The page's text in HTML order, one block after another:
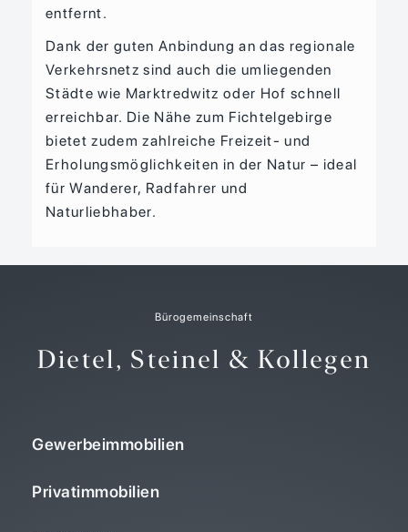
entfernt.
Dank der guten Anbindung an das regionale
Verkehrsnetz sind auch die umliegenden
Städte wie Marktredwitz oder Hof schnell
erreichbar. Die Nähe zum Fichtelgebirge
bietet zudem zahlreiche Freizeit- und
Erholungsmöglichkeiten in der Natur – ideal
für Wanderer, Radfahrer und
Naturliebhaber.
Bürogemeinschaft
Dietel, Steinel & Kollegen
Gewerbeimmobilien
Privatimmobilien